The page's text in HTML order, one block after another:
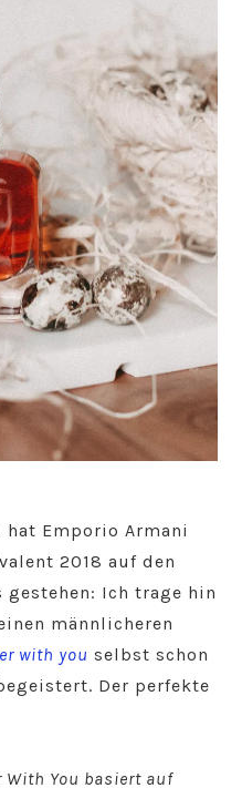
hat Emporio Armani
2018 auf den
Ich trage hin
männlicheren
with you selbst schon
Der perfekte
With You basiert auf